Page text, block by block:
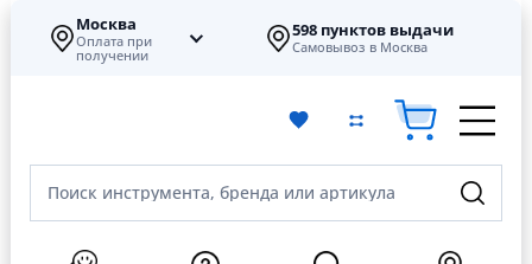
Москва
Оплата при
получении
598 пунктов выдачи
Самовывоз в Москва
Поиск инструмента, бренда или артикула